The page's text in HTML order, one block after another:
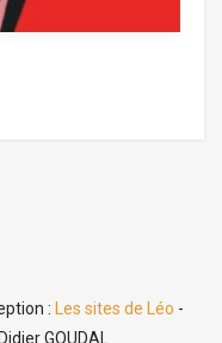
: Les sites de Léo -
GOUDAL